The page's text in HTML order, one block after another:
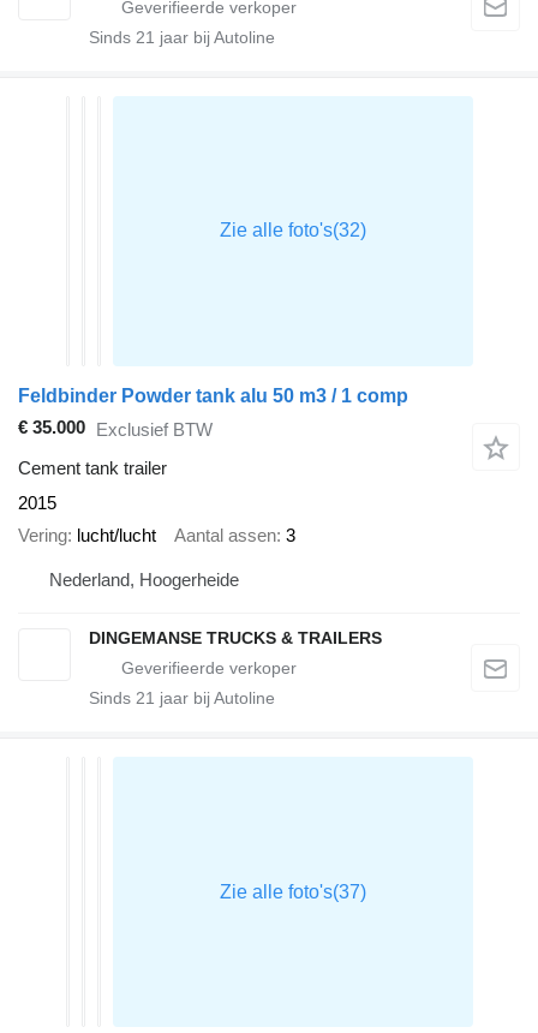
Sinds 21 jaar bij Autoline
Feldbinder Powder tank alu 50 m3 / 1 comp
€ 35.000 Exclusief BTW
Cement tank trailer
2015
Vering lucht/lucht Aantal assen 3
Nederland, Hoogerheide
DINGEMANSE TRUCKS & TRAILERS
Sinds 21 jaar bij Autoline